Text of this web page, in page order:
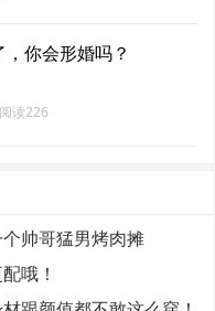
你会形婚吗？
阅读226
帅哥猛男烤肉摊
哦！